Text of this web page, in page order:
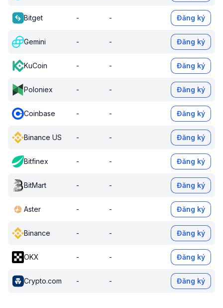
Bitget - - Đăng ký
Gemini - - Đăng ký
KuCoin - - Đăng ký
Poloniex - - Đăng ký
Coinbase - - Đăng ký
Binance US - - Đăng ký
Bitfinex - - Đăng ký
BitMart - - Đăng ký
Aster - - Đăng ký
Binance - - Đăng ký
OKX - - Đăng ký
Crypto.com - - Đăng ký